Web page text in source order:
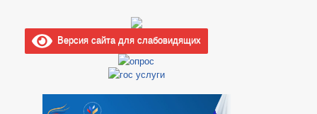
Версия сайта для слабовидящих